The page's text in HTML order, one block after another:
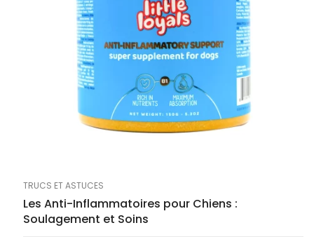
TRUCS ET ASTUCES
Les Anti-Inflammatoires pour Chiens :
Soulagement et Soins